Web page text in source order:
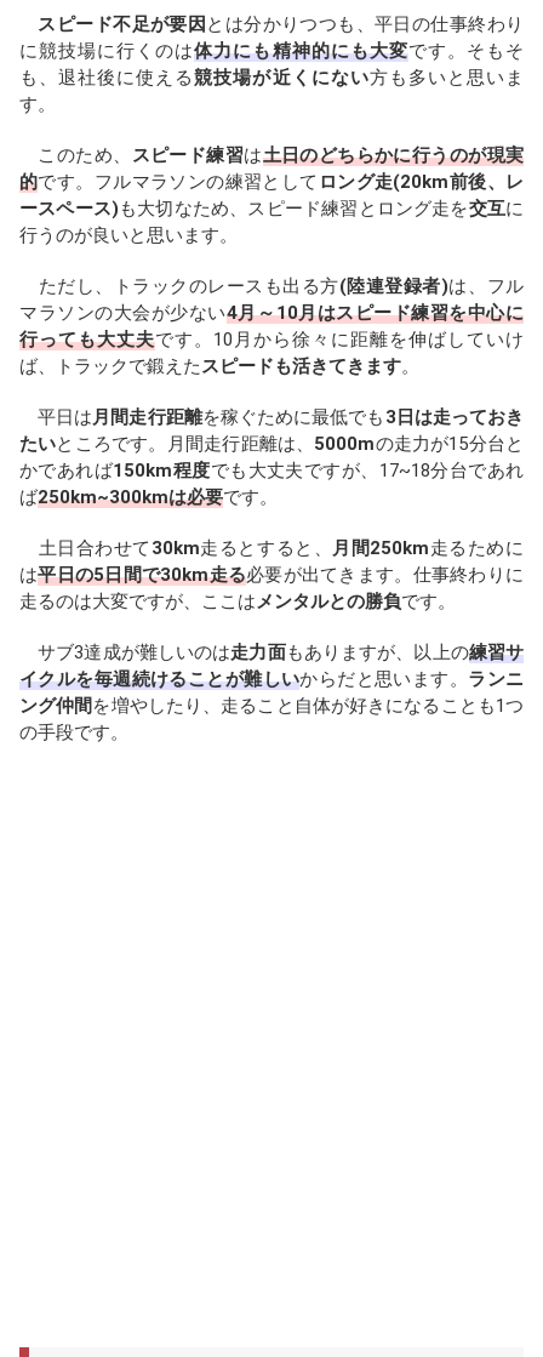
スピード不足が要因 とは分かりつつも、平日の仕事終わり
に競技場に行くのは体力にも精神的にも大変です。そもそ
も、退社後に使える競技場が近くにない方も多いと思いま
す。
このため、 スピード練習は土日のどちらかに行うのが現実
的です。フルマラソンの練習として ロング走(20km前後、レ
ースペース) も大切なため、スピード練習とロング走を交互に
行うのが良いと思います。
ただし、トラックのレースも出る方(陸連登録者)は、フル
マラソンの大会が少ない4月～10月はスピード練習を中心に
行っても大丈夫です。10月から徐々に距離を伸ばしていけ
ば、トラックで鍛えたスピードも活きてきます。
平日は月間走行距離を稼ぐために最低でも 3日は走っておき
たいところです。月間走行距離は、 5000mの走力が15分台と
かであれば150km程度でも大丈夫ですが、17~18分台であれ
ば250km~300kmは必要です。
土日合わせて 30km走るとすると、 月間250km走るために
は平日の5日間で30km走る必要が出てきます。仕事終わりに
走るのは大変ですが、ここはメンタルとの勝負です。
サブ3達成が難しいのは走力面もありますが、以上の練習サ
イクルを毎週続けることが難しいからだと思います。 ランニ
ング仲間 を増やしたり、走ること自体が好きになることも1つ
の手段です。